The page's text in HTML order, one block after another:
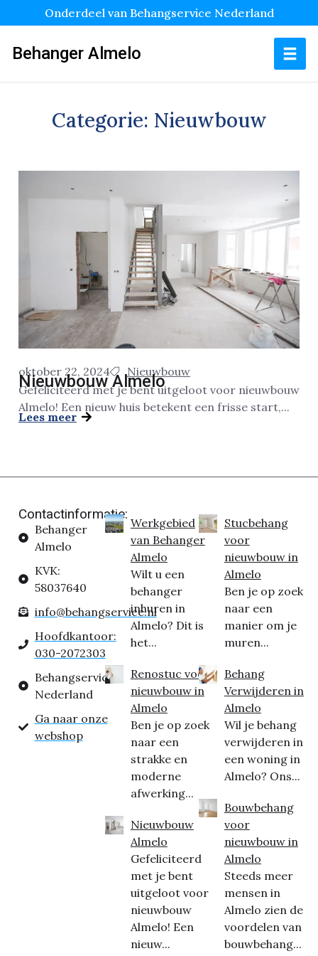
Onderdeel van Behangservice Nederland
Behanger Almelo
Categorie: Nieuwbouw
oktober 22, 2024 Nieuwbouw
Nieuwbouw Almelo
Gefeliciteerd met je bent uitgeloot voor nieuwbouw
Almelo! Een nieuw huis betekent een frisse start,...
Lees meer
Contactinformatie:
Behanger
Almelo
KVK:
58037640
info@behangservice.nl
Hoofdkantoor:
030-2072303
Behangservice
Nederland
Ga naar onze
webshop
Werkgebied
van Behanger
Almelo
Wilt u een
behanger
inhuren in
Almelo? Dit is
het...
Renostuc voor
nieuwbouw in
Almelo
Ben je op zoek
naar een
strakke en
moderne
afwerking...
Nieuwbouw
Almelo
Gefeliciteerd
met je bent
uitgeloot voor
nieuwbouw
Almelo! Een
nieuw...
Stucbehang
voor
nieuwbouw in
Almelo
Ben je op zoek
naar een
manier om je
muren...
Behang
Verwijderen in
Almelo
Wil je behang
verwijderen in
een woning in
Almelo? Ons...
Bouwbehang
voor
nieuwbouw in
Almelo
Steeds meer
mensen in
Almelo zien de
voordelen van
bouwbehang...